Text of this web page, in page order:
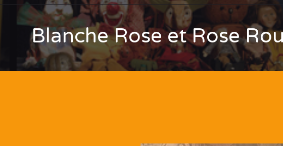
Blanche Rose et Rose